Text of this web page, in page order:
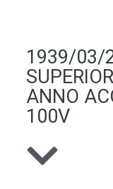
1939/03/
ANNO
100V